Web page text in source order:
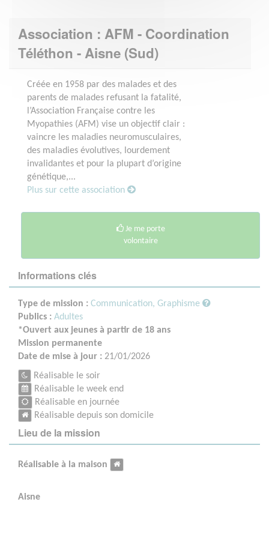
Association : AFM - Coordination
Téléthon - Aisne (Sud)
Créée en 1958 par des malades et des
parents de malades refusant la fatalité,
l’Association Française contre les
Myopathies (AFM) vise un objectif clair :
vaincre les maladies neuromusculaires,
des maladies évolutives, lourdement
invalidantes et pour la plupart d’origine
génétique,...
Plus sur cette association
Je me porte
volontaire
Informations clés
Type de mission : Communication, Graphisme
Publics : Adultes
*Ouvert aux jeunes à partir de 18 ans
Mission permanente
Date de mise à jour : 21/01/2026
Réalisable le soir
Réalisable le week end
Réalisable en journée
Réalisable depuis son domicile
Lieu de la mission
Réalisable à la maison
Aisne